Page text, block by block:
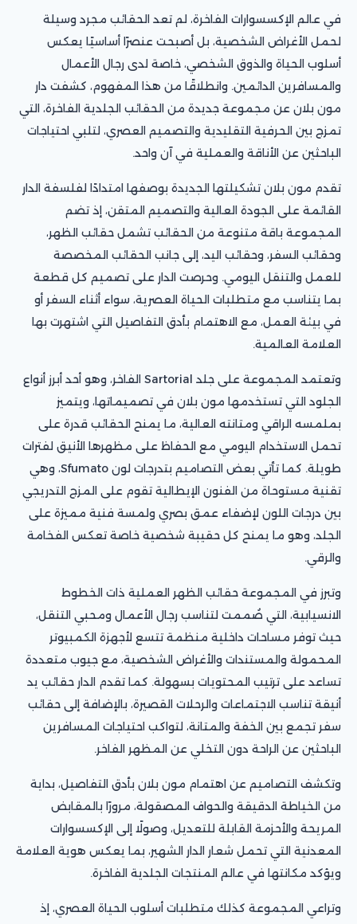
في عالم الإكسسوارات الفاخرة، لم تعد الحقائب مجرد وسيلة
لحمل الأغراض الشخصية، بل أصبحت عنصرًا أساسيًا يعكس
أسلوب الحياة والذوق الشخصي، خاصة لدى رجال الأعمال
والمسافرين الدائمين. وانطلاقًا من هذا المفهوم، كشفت دار
مون بلان عن مجموعة جديدة من الحقائب الجلدية الفاخرة، التي
تمزج بين الحرفية التقليدية والتصميم العصري، لتلبي احتياجات
الباحثين عن الأناقة والعملية في آن واحد.
تقدم مون بلان تشكيلتها الجديدة بوصفها امتدادًا لفلسفة الدار
القائمة على الجودة العالية والتصميم المتقن، إذ تضم
المجموعة باقة متنوعة من الحقائب تشمل حقائب الظهر،
وحقائب السفر، وحقائب اليد، إلى جانب الحقائب المخصصة
للعمل والتنقل اليومي. وحرصت الدار على تصميم كل قطعة
بما يتناسب مع متطلبات الحياة العصرية، سواء أثناء السفر أو
في بيئة العمل، مع الاهتمام بأدق التفاصيل التي اشتهرت بها
العلامة العالمية.
وتعتمد المجموعة على جلد Sartorial الفاخر، وهو أحد أبرز أنواع
الجلود التي تستخدمها مون بلان في تصميماتها، ويتميز
بملمسه الراقي ومتانته العالية، ما يمنح الحقائب قدرة على
تحمل الاستخدام اليومي مع الحفاظ على مظهرها الأنيق لفترات
طويلة. كما تأتي بعض التصاميم بتدرجات لون Sfumato، وهي
تقنية مستوحاة من الفنون الإيطالية تقوم على المزج التدريجي
بين درجات اللون لإضفاء عمق بصري ولمسة فنية مميزة على
الجلد، وهو ما يمنح كل حقيبة شخصية خاصة تعكس الفخامة
والرقي.
وتبرز في المجموعة حقائب الظهر العملية ذات الخطوط
الانسيابية، التي صُممت لتناسب رجال الأعمال ومحبي التنقل،
حيث توفر مساحات داخلية منظمة تتسع لأجهزة الكمبيوتر
المحمولة والمستندات والأغراض الشخصية، مع جيوب متعددة
تساعد على ترتيب المحتويات بسهولة. كما تقدم الدار حقائب يد
أنيقة تناسب الاجتماعات والرحلات القصيرة، بالإضافة إلى حقائب
سفر تجمع بين الخفة والمتانة، لتواكب احتياجات المسافرين
الباحثين عن الراحة دون التخلي عن المظهر الفاخر.
وتكشف التصاميم عن اهتمام مون بلان بأدق التفاصيل، بداية
من الخياطة الدقيقة والحواف المصقولة، مرورًا بالمقابض
المريحة والأحزمة القابلة للتعديل، وصولًا إلى الإكسسوارات
المعدنية التي تحمل شعار الدار الشهير، بما يعكس هوية العلامة
ويؤكد مكانتها في عالم المنتجات الجلدية الفاخرة.
وتراعي المجموعة كذلك متطلبات أسلوب الحياة العصري، إذ